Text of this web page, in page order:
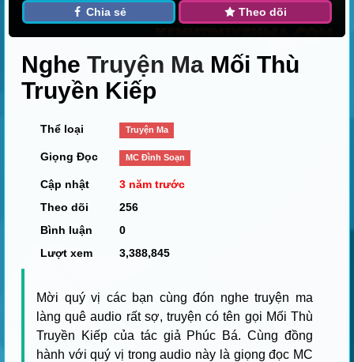
Chia sẻ Theo dõi
Nghe Truyện Ma Mối Thù
Truyền Kiếp
Thể loại Truyện Ma
Giọng Đọc MC Đình Soạn
Cập nhật
3 năm trước
Theo dõi
256
Bình luận
0
Lượt xem
3,388,845
Mời quý vị các bạn cùng đón nghe truyện ma
làng quê audio rất sợ, truyện có tên gọi Mối Thù
Truyền Kiếp của tác giả Phúc Bá. Cùng đồng
hành với quý vị trong audio này là giọng đọc MC